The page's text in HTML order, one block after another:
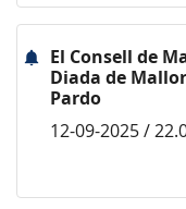
El Consell de
Diada de
Pardo
12-09-2025 /